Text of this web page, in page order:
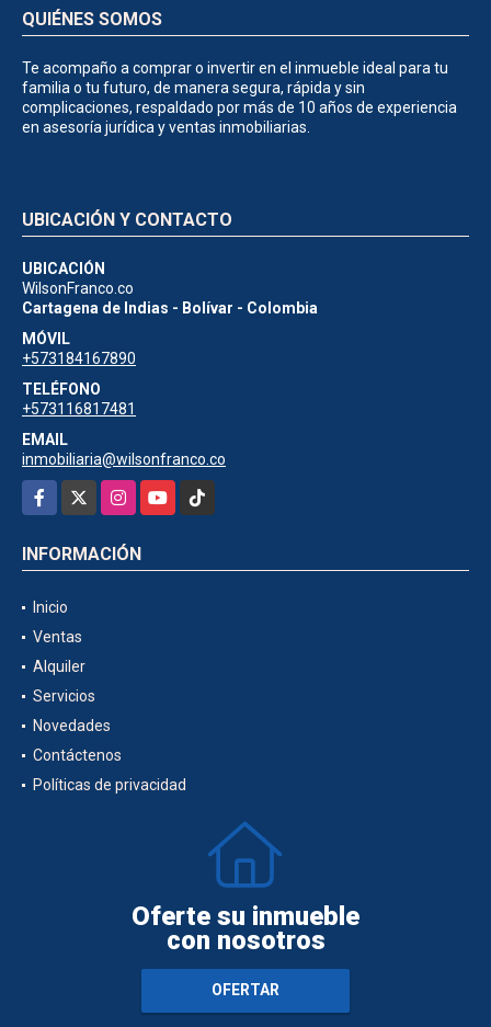
QUIÉNES SOMOS
Te acompaño a comprar o invertir en el inmueble ideal para tu
familia o tu futuro, de manera segura, rápida y sin
complicaciones, respaldado por más de 10 años de experiencia
en asesoría jurídica y ventas inmobiliarias.
UBICACIÓN Y CONTACTO
UBICACIÓN
WilsonFranco.co
Cartagena de Indias - Bolívar - Colombia
MÓVIL
+573184167890
TELÉFONO
+573116817481
EMAIL
inmobiliaria@wilsonfranco.co
Facebook
InstagramYouTubeTikTok
INFORMACIÓN
Inicio
Ventas
Alquiler
Servicios
Novedades
Contáctenos
Políticas de privacidad
Oferte su inmueble
con nosotros
OFERTAR